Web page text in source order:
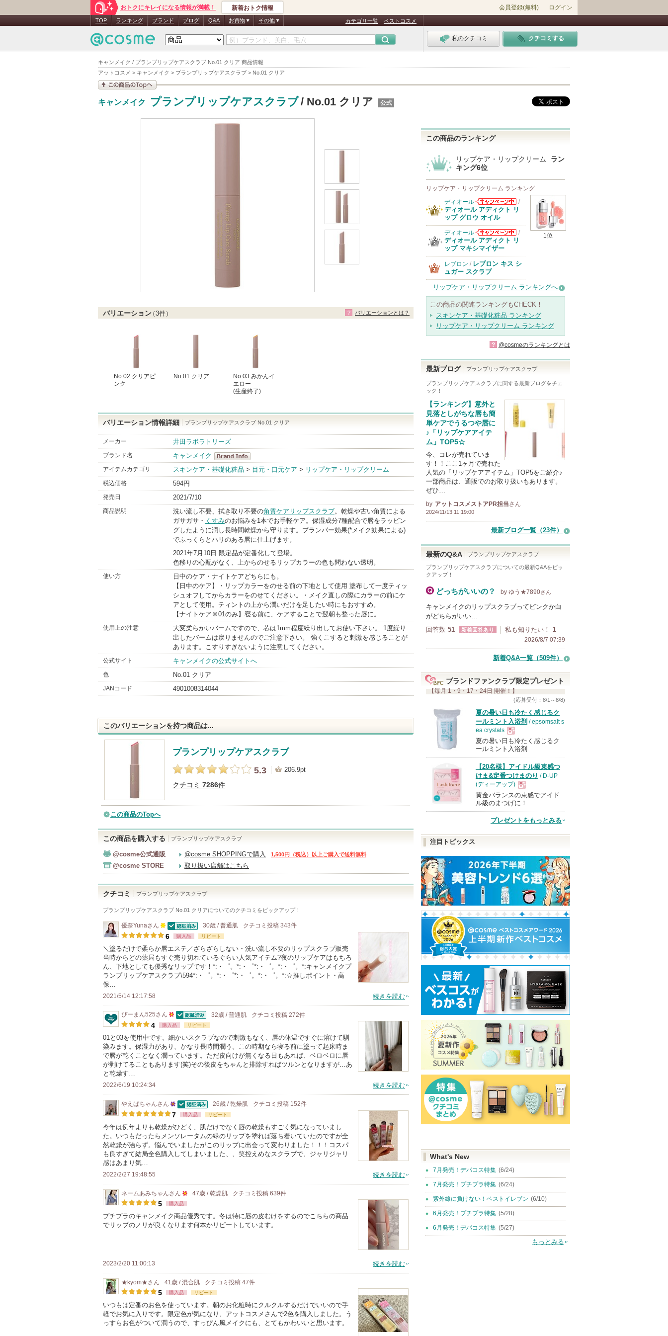
キャンメイク / プランプリップケアスクラブ No.01 クリア 商品情報
アットコスメ > キャンメイク > プランプリップケアスクラブ > No.01 クリア
おトクにキレイになる情報が満載！ 新着おトク情報 会員登録(無料) ログイン
TOP ランキング ブランド ブログ Q&A お買物 その他 カテゴリ一覧 ベストコスメ
私のクチコミ クチコミする
キャンメイク プランプリップケアスクラブ/ No.01 クリア 公式
バリエーション（3件）
No.02 クリアピ
ンク
No.01 クリア
No.03 みかんイ
エロー
(生産終了)
バリエーションとは？
バリエーション情報詳細 プランプリップケアスクラブ No.01 クリア
メーカー 井田ラボラトリーズ
ブランド名
キャンメイク
キャンメイク
BrandInfo
アイテムカテゴリ スキンケア・基礎化粧品 > 目元・口元ケア > リップケア・リップクリーム
税込価格 594円
発売日 2021/7/10
商品説明 洗い流し不要、拭き取り不要の角質ケア リップスクラブ。乾燥や古い角質による
ガサガサ・ くすみのお悩みを1本でお手軽ケア。保湿成分7種配合で唇をラッピン
グしたように潤し長時間乾燥から守ります。プランパー効果(*メイク効果による)
でふっくらとハリのある唇に仕上げます。
2021年7月10日 限定品が定番化して登場。
色移りの心配がなく、上からのせるリップカラーの色も問わない透明。
使い方
日中のケア・ナイトケアどちらにも。
【日中のケア】・リップカラーをのせる前の下地として使用 塗布して一度ティッ
シュオフしてからカラーをのせてください。・メイク直しの際にカラーの前にケ
アとして使用。ティントの上から潤いだけを足したい時にもおすすめ。
【ナイトケア※01のみ】寝る前に、ケアすることで翌朝も整った唇に。
使用上の注意
大変柔らかいバームですので、芯は1mm程度繰り出してお使い下さい。 1度繰り
出したバームは戻りませんのでご注意下さい。 強くこすると刺激を感じることが
あります。こすりすぎないように注意してください。
公式サイト キャンメイクの公式サイトへ
色 No.01 クリア
JANコード 4901008314044
このバリエーションを持つ商品は...
プランプリップケアスクラブ
5.3
206.9pt
クチコミ 7286件
この商品のTopへ
この商品を購入する プランプリップケアスクラブ
@cosme公式通販 @cosme SHOPPINGで購入 1,500円（税込）以上ご購入で送料無料
@cosme STORE 取り扱い店舗はこちら
クチコミ プランプリップケアスクラブ
プランプリップケアスクラブ No.01 クリアについてのクチコミをピックアップ！
優奈Yunaさん
100
人
以
上
ン
バ
ー
に
お
気
り
登
録
さ
れ
ま
す
認証済
30歳 / 普通肌 クチコミ投稿 343件
6 購入品 リピート
＼塗るだけで柔らか唇エステ／ざらざらしない・洗い流し不要のリップスクラブ販売
当時からどの薬局もすぐ売り切れているぐらい人気アイテム?夜のリップケアはもちろ
ん、下地としても優秀なリップです！*:・゜。*:・゜*:・゜。*:・゜。*:キャンメイクプ
ランプリップケアスクラブ\594*:・゜。*:・゜*:・゜。*:・゜。*:☆推しポイント・高
保…
2021/5/14 12:17:58 続きを読む
ぴーまん525さん
50
人
以
上
ン
バ
ー
に
お
気
り
登
録
さ
ま
す
認証済
32歳 / 普通肌 クチコミ投稿 272件
4 購入品 リピート
01と03を使用中です。細かいスクラブなので刺激もなく、唇の体温ですぐに溶けて馴
染みます。保湿力があり、かなり長時間潤う。この時期なら寝る前に塗って起床時ま
で唇が乾くことなく潤っています。ただ皮向けが無くなる日もあれば、ベロベロに唇
が剥けてることもあります(笑)その後皮をちゃんと排除すればツルンとなりますが…あ
と乾燥す…
2022/6/19 10:24:34 続きを読む
やえばちゃんさん
25
人
以
上
ン
バ
ー
に
り
登
録
さ
れ
認証済
26歳 / 乾燥肌 クチコミ投稿 152件
7 購入品 リピート
今年は例年よりも乾燥がひどく、肌だけでなく唇の乾燥もすごく気になっていまし
た。いつもだったらメンソレータムの緑のリップを塗れば落ち着いていたのですが全
然乾燥が治らず。悩んでいましたがこのリップに出会って変わりました！！！コスパ
も良すぎて結局全色購入してしまいました、、笑控えめなスクラブで、ジャリジャリ
感はあまり気…
2022/2/27 19:48:55 続きを読む
ネームあみちゃんさん
50
人
以
ン
バ
ー
に
お
47歳 / 乾燥肌 クチコミ投稿 639件
5 購入品
プチプラのキャンメイク商品優秀です。冬は特に唇の皮むけをするのでこちらの商品
でリップのノリが良くなります何本かリピートしています。
2023/2/20 11:00:13 続きを読む
★kyom★さん 41歳 / 混合肌 クチコミ投稿 47件
5 購入品 リピート
いつもは定番のお色を使っています。朝のお化粧時にクルクルするだけでいいので手
軽でお気に入りです。限定色が気になり、アットコスメさんで2色を購入しました。う
っすらお色がついて潤うので、すっぴん風メイクにも、とてもかわいいと思います。
この商品のランキング
リップケア・リップクリーム
ラン
キング6位
リップケア・リップクリーム ランキング
1位
ディオール
ディオールから
のお知らせがあ
/
ディオール アディクト リ
ップ グロウ オイル
ディオール
ディオールから
のお知らせがあ
/
ディオール アディクト リ
ップ マキシマイザー
レブロン / レブロン キス シ
ュガー スクラブ
リップケア・リップクリーム ランキングへ
この商品の関連ランキングもCHECK！
スキンケア・基礎化粧品 ランキング
リップケア・リップクリーム ランキング
? @cosmeのランキングとは
最新ブログ プランプリップケアスクラブ
プランプリップケアスクラブに関する最新ブログをチェ
ック！
【ランキング】意外と
見落としがちな唇も簡
単ケアでうるつや唇に
♪「リップケアアイテ
ム」TOP5☆
今、コレが売れていま
す！！ここ1ヶ月で売れた
人気の「リップケアアイテム」TOP5をご紹介♪
一部商品は、通販でのお取り扱いもあります。
ぜひ…
by アットコスメストアPR担当さん
2024/11/13 11:19:00
最新ブログ一覧（23件）
最新のQ&A プランプリップケアスクラブ
プランプリップケアスクラブについての最新Q&Aをピッ
クアップ！
どっちがいいの？ by ゆう★7890さん
キャンメイクのリップスクラブってピンクか白
がどちらがいい…
回答数 51 新着回答あり 私も知りたい！ 1
2026/8/7 07:39
新着Q&A一覧（509件）
ブランドファンクラブ限定プレゼント
【毎月 1・9・17・24日 開催！】
(応募受付：8/1～8/8)
夏の暑い日も冷たく感じるク
ールミント入浴剤 / epsomsalt s
ea crystals
現
品
夏の暑い日も冷たく感じるク
ールミント入浴剤
【20名様】アイドル級束感つ
けま&定番つけまのり / D-UP
(ディーアップ)
現
品
黄金バランスの束感でアイド
ル級のまつげに！
プレゼントをもっとみる
注目トピックス
What's New
7月発売！デパコス特集 (6/24)
7月発売！プチプラ特集 (6/24)
紫外線に負けない！ベストイレブン (6/10)
6月発売！プチプラ特集 (5/28)
6月発売！デパコス特集 (5/27)
もっとみる